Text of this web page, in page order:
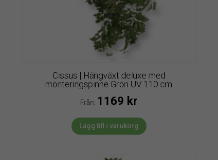
Cissus | Hängväxt deluxe med
monteringspinne Grön UV 110 cm
Från: 1169 kr
Lägg till i varukorg